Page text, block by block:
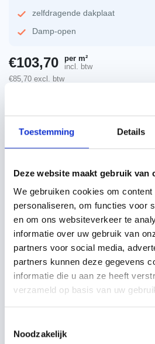
Toestemming Details
Deze website maakt gebruik van
We gebruiken cookies om
personaliseren, om functies voor
en om ons websiteverkeer te
informatie over uw gebruik van
partners voor social media,
partners kunnen deze gegevens
informatie die u aan ze heeft
verzameld op basis van uw
Noodzakelijk
zelfdragende dakplaat
Damp-open
€103,70
per m²
incl. btw
€85,70 excl. btw
Specificaties Beschrijving
Soort
Minimale dekkende breedte
Bevestiging dakplaat Op
Damp open Ja
Maximale lengte
Minimale lengte
Model